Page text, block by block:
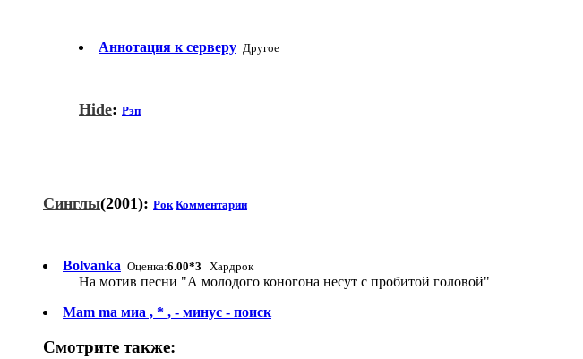
Аннотация к серверу Другое
Hide: Рэп
Синглы(2001): Рок Комментарии
Bolvanka Оценка:6.00*3 Хардрок
На мотив песни "А молодого коногона несут с пробитой головой"
Mam mа миа , * , - минус - поиск
Смотрите также: